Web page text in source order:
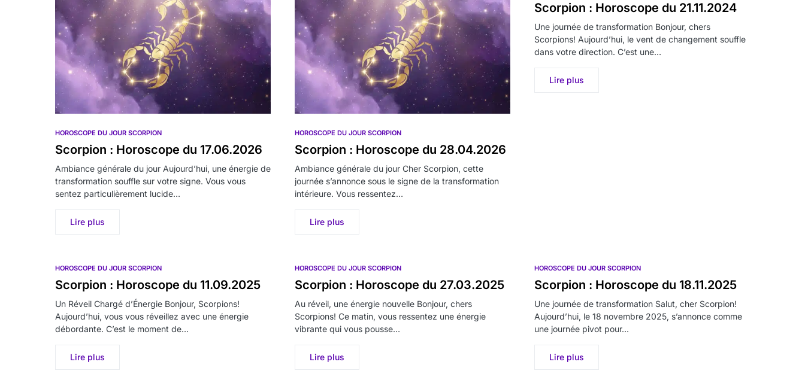
HOROSCOPE DU JOUR SCORPION
Scorpion : Horoscope du 17.06.2026
Ambiance générale du jour Aujourd’hui, une énergie de
transformation souffle sur votre signe. Vous vous
sentez particulièrement lucide…
Lire plus
HOROSCOPE DU JOUR SCORPION
Scorpion : Horoscope du 28.04.2026
Ambiance générale du jour Cher Scorpion, cette
journée s’annonce sous le signe de la transformation
intérieure. Vous ressentez…
Lire plus
Scorpion : Horoscope du 21.11.2024
Une journée de transformation Bonjour, chers
Scorpions! Aujourd’hui, le vent de changement souffle
dans votre direction. C’est une…
Lire plus
HOROSCOPE DU JOUR SCORPION
Scorpion : Horoscope du 11.09.2025
Un Réveil Chargé d’Énergie Bonjour, Scorpions!
Aujourd’hui, vous vous réveillez avec une énergie
débordante. C’est le moment de…
Lire plus
HOROSCOPE DU JOUR SCORPION
Scorpion : Horoscope du 27.03.2025
Au réveil, une énergie nouvelle Bonjour, chers
Scorpions! Ce matin, vous ressentez une énergie
vibrante qui vous pousse…
Lire plus
HOROSCOPE DU JOUR SCORPION
Scorpion : Horoscope du 18.11.2025
Une journée de transformation Salut, cher Scorpion!
Aujourd’hui, le 18 novembre 2025, s’annonce comme
une journée pivot pour…
Lire plus